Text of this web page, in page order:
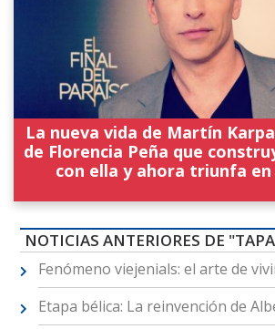
La nueva vida de Martín
de Florencia Peña que
con ella y ahora triunfa en
NOTICIAS ANTERIORES DE
Fenómeno viejenials: el arte de
Etapa bélica: La reinvención de